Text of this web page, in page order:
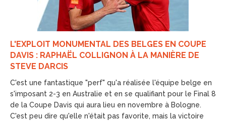
L'EXPLOIT MONUMENTAL DES BELGES EN COUPE
DAVIS : RAPHAËL COLLIGNON À LA MANIÈRE DE
STEVE DARCIS
C'est une fantastique "perf" qu'a réalisée l'équipe belge en
s'imposant 2-3 en Australie et en se qualifiant pour le Final 8
de la Coupe Davis qui aura lieu en novembre à Bologne.
C'est peu dire qu'elle n'était pas favorite, mais la victoire